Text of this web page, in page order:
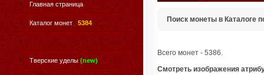
Главная страница
Каталог монет 5384
Тверские уделы (new)
Поиск монеты в Каталоге
Всего монет - 5386.
Смотреть изображения